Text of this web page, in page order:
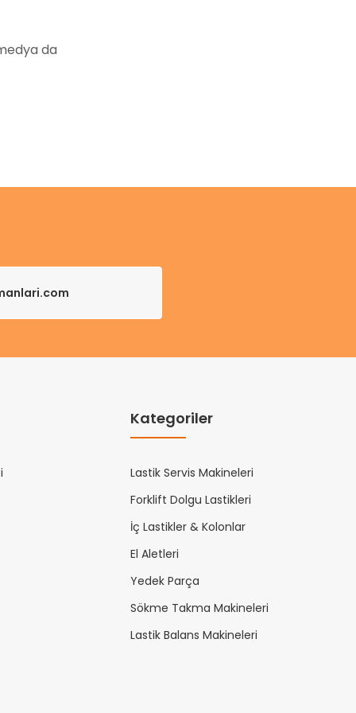
da
Kategoriler
Lastik Servis Makineleri
Forklift Dolgu Lastikleri
İç Lastikler & Kolonlar
El Aletleri
Yedek Parça
Sökme Takma Makineleri
Lastik Balans Makineleri